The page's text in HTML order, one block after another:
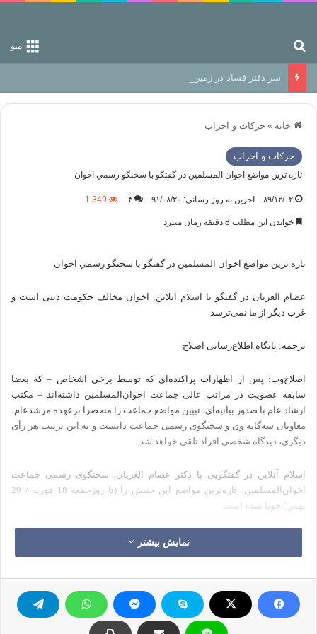
منو
سر دفتر فساد در زمین‌، دوری وکناره‌گیری از راه خداست‌!
خانه » حركات و احزاب
حركات و احزاب
تازه ترين مواضع اخوان المسلمين در گفتگو با سخنگو رسمي اخوان
۸۹/۱۲/۰۲ آخرین به روز رسانی: ۹۱/۰۸/۲۰ ۴ 1,349
خواندن این مطلب 8 دقیقه زمان میبرد
تازه ترين مواضع اخوان المسلمين در گفتگو با سخنگو رسمي اخوان
عصام العریان در گفتگو با اسلام آنلاین: اخوان مخالف حکومت دینی است و
غرب دیگر از ما نمی‌ترسد
ترجمه: پایگاه اطلاع‌رسانی اصلاح
اصلاح‌وب: پس از اظهارات پراکنده‌ای که توسط برخی اشخاص – که بعضا
سابقه عضویت در مراتب عالی جماعت اخوان‌المسلمین داشته‌اند – مکتب
ارشاد عام با صدور بیانیه‌ای، تبیین مواضع جماعت را منحصرا برعهده مرشدعام،
معاونان سه‌گانه وی و سخنگوی رسمی جماعت دانست و به این ترتیب هر رأی
دیگری، دیدگاه شخصی افراد تلقی خواهد شد.
اسلام آنلاین در گفتگویی با دکتر عصام العریان، سخنگوی رسمی جماعت
اخوان‌المسلمین، تازه‌ترین مواضع این جنبش را (تا روزجمعه 18 فوریه / 29
بهمن) جویا شده است.
ترجمه فارسی این گفتگو در پی می‌آید:
با لحنی که اظهار سرور و خوشحالی را در آن پنهان نمی‌کرد، دکتر عصام عریان،
سخنگوی رسمی جماعت اخوان‌المسلمین مصر، اظهار داشت که جماعت
نمایش بیشتر